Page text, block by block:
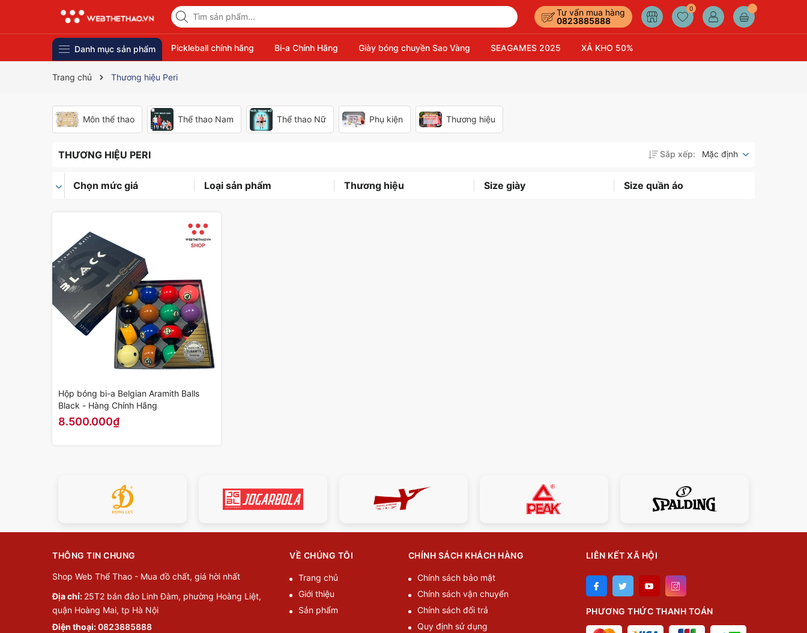
Tư vấn mua hàng
0823885888
0
Danh mục sản phẩm Pickleball chính hãng Bi-a Chính Hãng Giày bóng chuyền Sao Vàng SEAGAMES 2025 XẢ KHO 50%
Trang chủ Thương hiệu Peri
Môn thể thao Thể thao Nam Thể thao Nữ Phụ kiện Thương hiệu
THƯƠNG HIỆU PERI
Chọn mức giá Loại sản phẩm Thương hiệu Size giày Size quần áo
Sắp xếp: Mặc định
Hộp bóng bi-a Belgian Aramith Balls
Black - Hàng Chính Hãng
8.500.000₫
THÔNG TIN CHUNG
Shop Web Thể Thao - Mua đồ chất, giá hời nhất
Địa chỉ: 25T2 bán đảo Linh Đàm, phường Hoàng Liệt,
quận Hoàng Mai, tp Hà Nội
Điện thoại:0823885888
VỀ CHÚNG TÔI
Trang chủ
Giới thiệu
Sản phẩm
CHÍNH SÁCH KHÁCH HÀNG
Chính sách bảo mật
Chính sách vận chuyển
Chính sách đổi trả
Quy định sử dụng
LIÊN KẾT XÃ HỘI
PHƯƠNG THỨC THANH TOÁN